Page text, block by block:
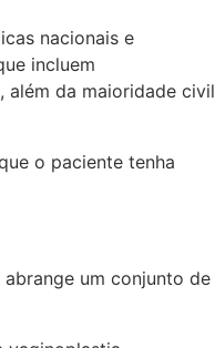
nacionais e
incluem
além da maioridade civil
o paciente tenha
um conjunto de